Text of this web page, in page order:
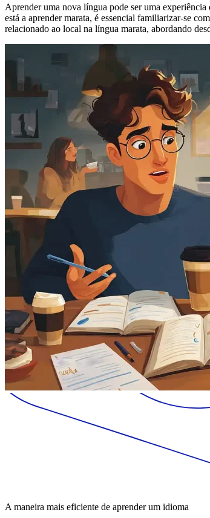
Aprender uma nova língua pode ser uma
está a aprender marata, é essencial familiarizar-se
relacionado ao local na língua marata, abordando
A maneira mais eficiente de aprender um idioma